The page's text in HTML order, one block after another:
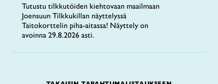
Tutustu tilkkutöiden kiehtovaan maailmaan
Joensuun Tilkkukillan näyttelyssä
Taitokorttelin piha-aitassa! Näyttely on
avoinna 29.8.2026 asti.